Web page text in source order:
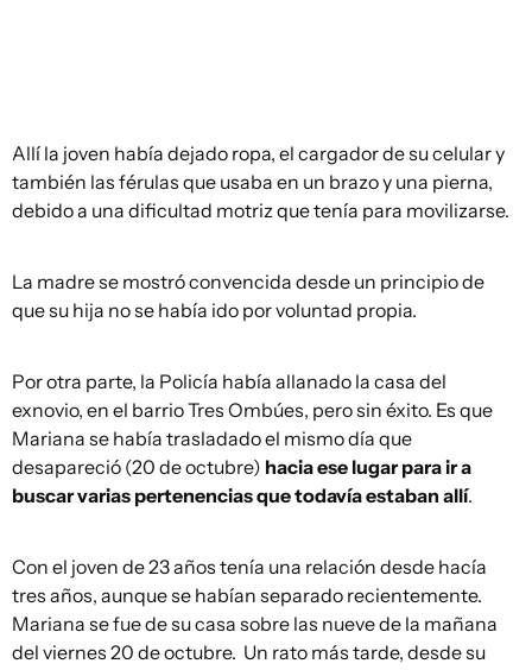
Allí la joven había dejado ropa, el cargador de su celular y
también las férulas que usaba en un brazo y una pierna,
debido a una dificultad motriz que tenía para movilizarse.
La madre se mostró convencida desde un principio de
que su hija no se había ido por voluntad propia.
Por otra parte, la Policía había allanado la casa del
exnovio, en el barrio Tres Ombúes, pero sin éxito. Es que
Mariana se había trasladado el mismo día que
desapareció (20 de octubre) hacia ese lugar para ir a
buscar varias pertenencias que todavía estaban allí.
Con el joven de 23 años tenía una relación desde hacía
tres años, aunque se habían separado recientemente.
Mariana se fue de su casa sobre las nueve de la mañana
del viernes 20 de octubre. Un rato más tarde, desde su